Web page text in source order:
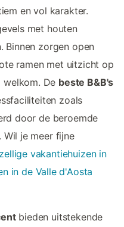
en vol karakter.
met houten
Binnen zorgen open
ramen met uitzicht op
welkom. De beste B&B's
zoals
door de beroemde
Wil je meer fijne
vakantiehuizen in
in de Valle d'Aosta
bieden uitstekende